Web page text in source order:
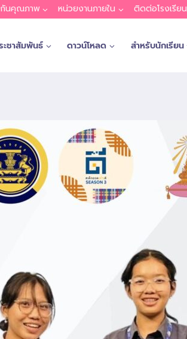
กันคุณภาพ หน่วยงานภายใน ติดต่อโรงเรียน
ะชาสัมพันธ์ ดาวน์โหลด สำหรับนักเรียน